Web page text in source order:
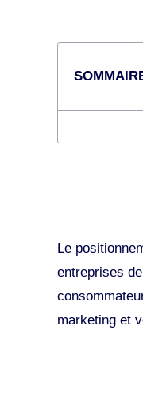
Le
entreprises
marketing et